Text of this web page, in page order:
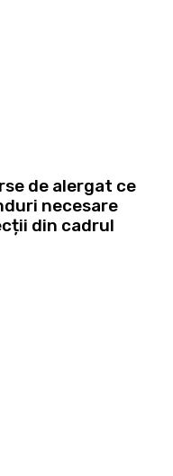
de alergat ce
necesare
din cadrul